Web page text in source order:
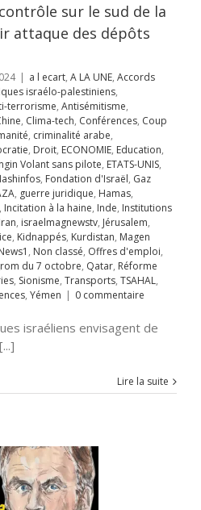
sur le sud de la
attaque des dépôts
| a l ecart, A LA UNE, Accords
israélo-palestiniens,
terrorisme, Antisémitisme,
, Clima-tech, Conférences, Coup
, criminalité arabe,
, Droit, ECONOMIE, Education,
Volant sans pilote, ETATS-UNIS,
, Fondation d'Israël, Gaz
, guerre juridique, Hamas,
, Incitation à la haine, Inde, Institutions
Iran, israelmagnewstv, Jérusalem,
, Kidnappés, Kurdistan, Magen
, Non classé, Offres d'emploi,
du 7 octobre, Qatar, Réforme
, Sionisme, Transports, TSAHAL,
, Yémen | 0 commentaire
israéliens envisagent de
Lire la suite